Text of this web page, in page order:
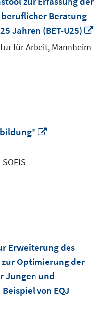
Beratung
Jahren (BET-U25)
für Arbeit, Mannheim
Erweiterung des
Optimierung der
Jungen und
von EQJ